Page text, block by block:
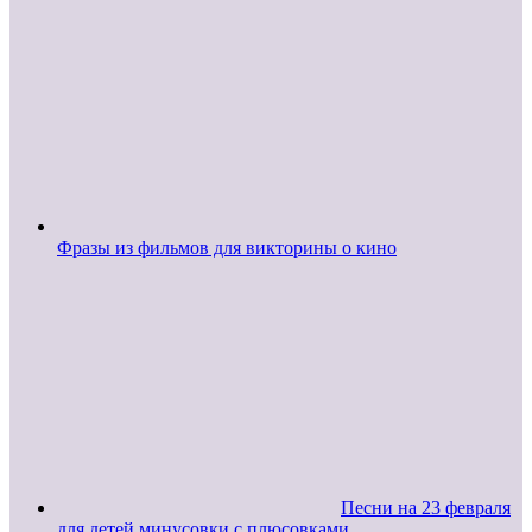
Фразы из фильмов для викторины о кино
Песни на 23 февраля